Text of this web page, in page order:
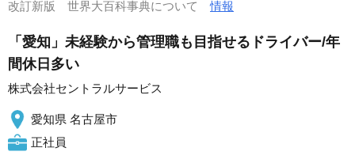
改訂新版 世界大百科事典について情報
「愛知」未経験から管理職も目指せるドライバー/年
間休日多い
株式会社セントラルサービス
愛知県 名古屋市
正社員